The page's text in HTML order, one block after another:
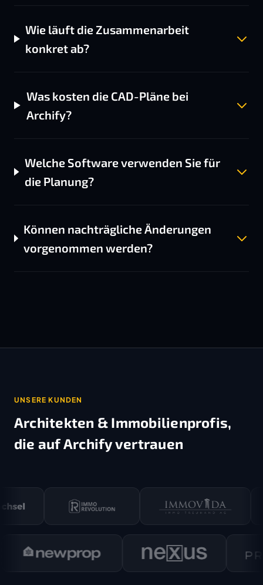
Wie läuft die Zusammenarbeit
konkret ab?
Was kosten die CAD-Pläne bei
Archify?
Welche Software verwenden Sie für
die Planung?
Können nachträgliche Änderungen
vorgenommen werden?
UNSERE KUNDEN
Architekten & Immobilienprofis,
die auf Archify vertrauen